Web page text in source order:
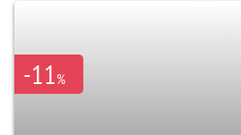
-11%